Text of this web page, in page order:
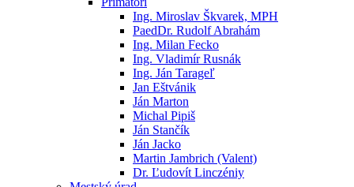
Ing. Miroslav Škvarek, MPH
PaedDr. Rudolf Abrahám
Ing. Milan Fecko
Ing. Vladimír Rusnák
Ing. Ján Tarageľ
Jan Eštvánik
Ján Marton
Michal Pipiš
Ján Stančík
Ján Jacko
Martin Jambrich (Valent)
Dr. Ľudovít Linczéniy